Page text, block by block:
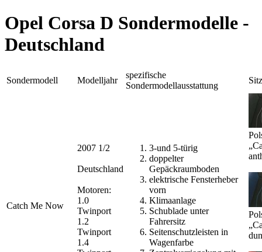
Opel Corsa D Sondermodelle -
Deutschland
Sondermodell Modelljahr
spezifische
Sondermodellausstattung
Catch Me Now
2007 1/2
Deutschland
Motoren:
1.0
Twinport
1.2
Twinport
1.4
3-und 5-türig
doppelter
Gepäckraumboden
elektrische Fensterheber
vorn
Klimaanlage
Schublade unter
Fahrersitz
Seitenschutzleisten in
Wagenfarbe